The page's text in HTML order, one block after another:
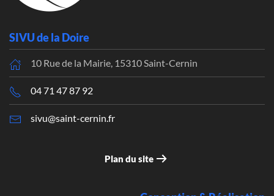
SIVU de la Doire
10 Rue de la Mairie, 15310 Saint-Cernin
04 71 47 87 92
sivu@saint-cernin.fr
Plan du site